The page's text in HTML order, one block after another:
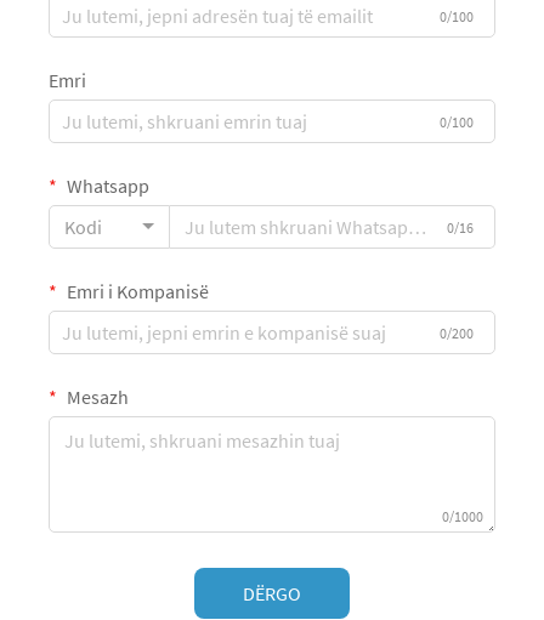
0/100
Emri
0/100
Whatsapp
Kodi
0/16
Emri i Kompanisë
0/200
Mesazh
0/1000
DËRGO